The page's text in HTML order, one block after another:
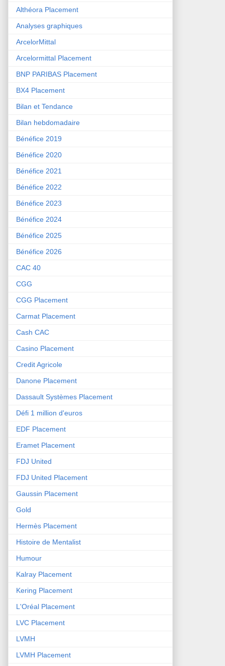
Althéora Placement
Analyses graphiques
ArcelorMittal
Arcelormittal Placement
BNP PARIBAS Placement
BX4 Placement
Bilan et Tendance
Bilan hebdomadaire
Bénéfice 2019
Bénéfice 2020
Bénéfice 2021
Bénéfice 2022
Bénéfice 2023
Bénéfice 2024
Bénéfice 2025
Bénéfice 2026
CAC 40
CGG
CGG Placement
Carmat Placement
Cash CAC
Casino Placement
Credit Agricole
Danone Placement
Dassault Systèmes Placement
Défi 1 million d'euros
EDF Placement
Eramet Placement
FDJ United
FDJ United Placement
Gaussin Placement
Gold
Hermès Placement
Histoire de Mentalist
Humour
Kalray Placement
Kering Placement
L'Oréal Placement
LVC Placement
LVMH
LVMH Placement